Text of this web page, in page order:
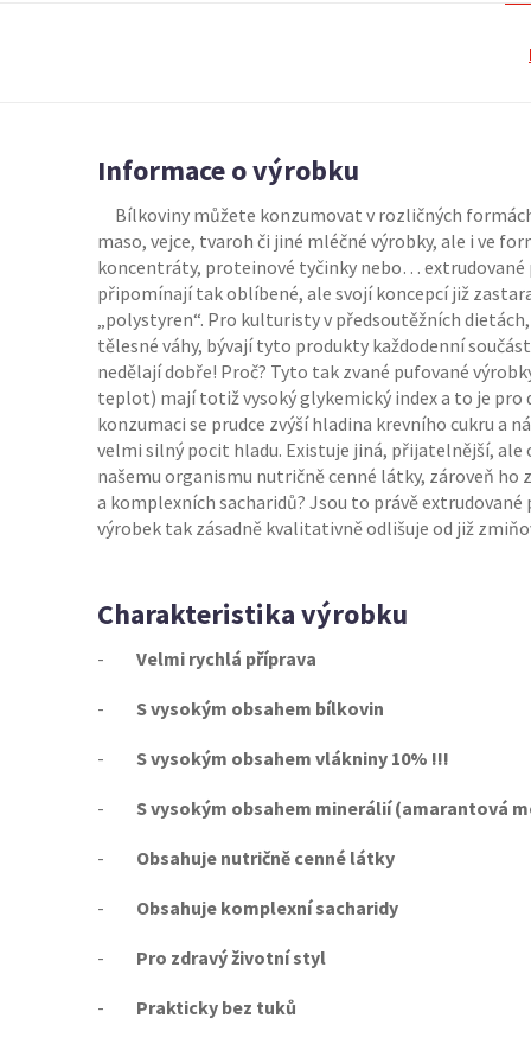
Informace o výrobku
Bílkoviny můžete konzumovat v rozličných
maso, vejce, tvaroh či jiné mléčné výrobky, ale i ve
koncentráty, proteinové tyčinky nebo… extrudované
připomínají tak oblíbené, ale svojí koncepcí již
„polystyren“. Pro kulturisty v předsoutěžních
tělesné váhy, bývají tyto produkty každodenní
nedělají dobře! Proč? Tyto tak zvané pufované
teplot) mají totiž vysoký glykemický index a to je pro
konzumaci se prudce zvýší hladina krevního cukru a
velmi silný pocit hladu. Existuje jiná, přijatelnější,
našemu organismu nutričně cenné látky, zároveň
a komplexních sacharidů? Jsou to právě
výrobek tak zásadně kvalitativně odlišuje od již
Charakteristika výrobku
- Velmi rychlá příprava
- S vysokým obsahem bílkovin
- S vysokým obsahem vlákniny 10% !!!
- S vysokým obsahem minerálií (amarantová
- Obsahuje nutričně cenné látky
- Obsahuje komplexní sacharidy
- Pro zdravý životní styl
- Prakticky bez tuků